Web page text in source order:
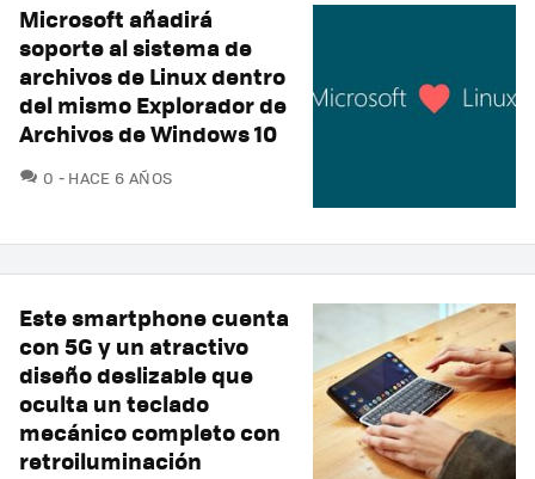
Microsoft añadirá
soporte al sistema de
archivos de Linux dentro
del mismo Explorador de
Archivos de Windows 10
0 COMENTARIOS
HACE 6 AÑOS
Este smartphone cuenta
con 5G y un atractivo
diseño deslizable que
oculta un teclado
mecánico completo con
retroiluminación